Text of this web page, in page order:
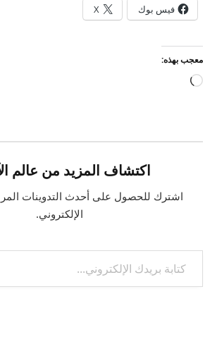
فيس بوك X
معجب بهذه:
جاري
اكتشاف المزيد من عالم
اشترك للحصول على أحدث التدوينات
الإلكتروني.
كتابة بريدك الإلكتروني...